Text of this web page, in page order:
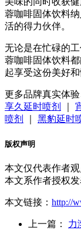
蓉咖啡固体饮料
活的得力伙伴。
无论是在忙碌的
蓉咖啡固体饮料
起享受这份美好和
更多品牌真实体
享久延时喷剂
喷剂
黑豹延时
版权声明
本文仅代表作者观
本文系作者授权
本文链接： http://
上一篇： 力